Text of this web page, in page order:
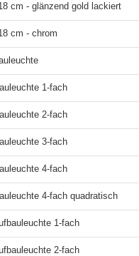
cm - glänzend gold lackiert
cm - chrom
1-fach
2-fach
3-fach
4-fach
4-fach quadratisch
1-fach
2-fach